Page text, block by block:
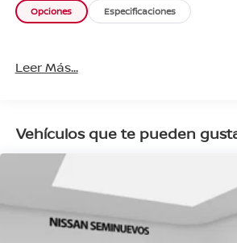
Opciones Especificaciones
Leer Más...
Vehículos que te pueden